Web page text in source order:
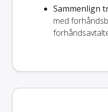
Sammenlign
med